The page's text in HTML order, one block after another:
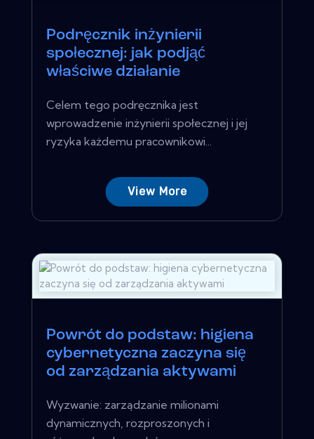
Podręcznik inżynierii
społecznej: jak podjąć
właściwe działanie
Celem tego podręcznika jest
wprowadzenie inżynierii społecznej i jej
ryzyka każdemu pracownikowi...
View More
Powrót do podstaw: higiena
cybernetyczna zaczyna się
od zarządzania aktywami
Wyzwanie: zarządzanie milionami
dynamicznych, rozproszonych i